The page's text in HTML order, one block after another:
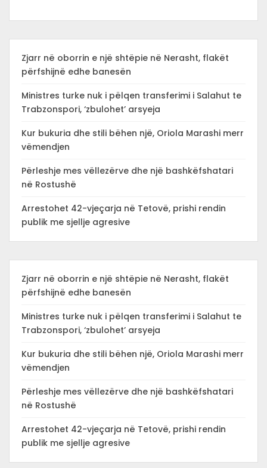
Zjarr në oborrin e një shtëpie në Nerasht, flakët
përfshijnë edhe banesën
Ministres turke nuk i pëlqen transferimi i Salahut te
Trabzonspori, ‘zbulohet’ arsyeja
Kur bukuria dhe stili bëhen një, Oriola Marashi merr
vëmendjen
Përleshje mes vëllezërve dhe një bashkëfshatari
në Rostushë
Arrestohet 42-vjeçarja në Tetovë, prishi rendin
publik me sjellje agresive
Zjarr në oborrin e një shtëpie në Nerasht, flakët
përfshijnë edhe banesën
Ministres turke nuk i pëlqen transferimi i Salahut te
Trabzonspori, ‘zbulohet’ arsyeja
Kur bukuria dhe stili bëhen një, Oriola Marashi merr
vëmendjen
Përleshje mes vëllezërve dhe një bashkëfshatari
në Rostushë
Arrestohet 42-vjeçarja në Tetovë, prishi rendin
publik me sjellje agresive